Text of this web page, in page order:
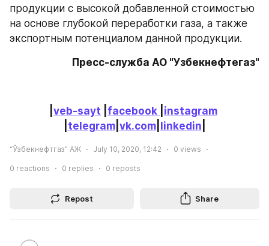
продукции с высокой добавленной стоимостью
на основе глубокой переработки газа, а также
экспортным потенциалом данной продукции.
Пресс-служба АО "Узбекнефтегаз"
veb-sayt facebook instagram
telegram| vk.com| linkedin
“Ўзбекнефтгаз” АЖ July 10, 2020, 12:42 0 views
0 reactions 0 replies 0 reposts
Repost Share